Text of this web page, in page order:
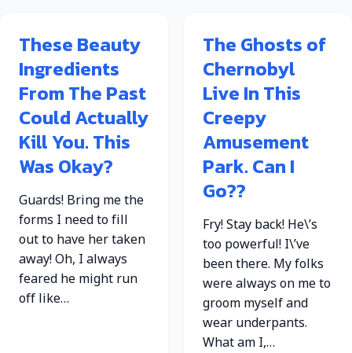
These Beauty
Ingredients
From The Past
Could Actually
Kill You. This
Was Okay?
Guards! Bring me the
forms I need to fill
out to have her taken
away! Oh, I always
feared he might run
off like…
The Ghosts of
Chernobyl
Live In This
Creepy
Amusement
Park. Can I
Go??
Fry! Stay back! He\’s
too powerful! I\’ve
been there. My folks
were always on me to
groom myself and
wear underpants.
What am I,…